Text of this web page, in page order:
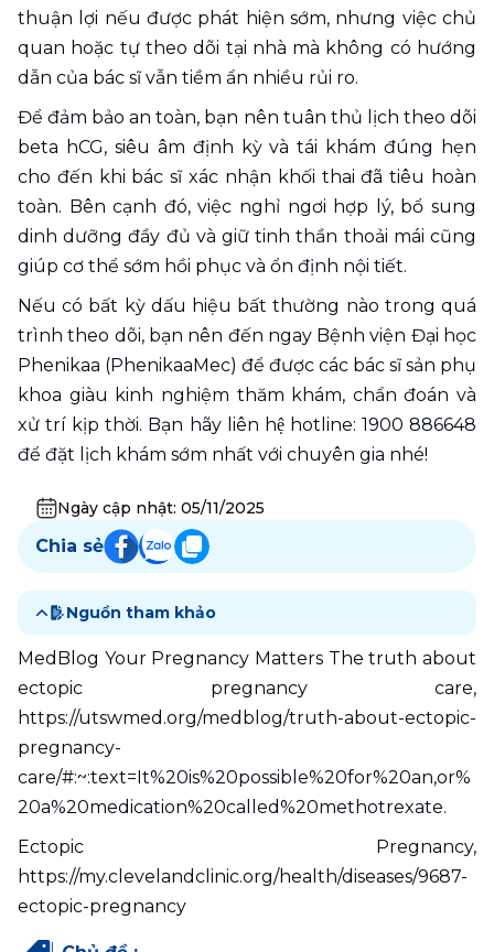
thuận lợi nếu được phát hiện sớm, nhưng việc chủ
quan hoặc tự theo dõi tại nhà mà không có hướng
dẫn của bác sĩ vẫn tiềm ẩn nhiều rủi ro.
Để đảm bảo an toàn, bạn nên tuân thủ lịch theo dõi
beta hCG, siêu âm định kỳ và tái khám đúng hẹn
cho đến khi bác sĩ xác nhận khối thai đã tiêu hoàn
toàn. Bên cạnh đó, việc nghỉ ngơi hợp lý, bổ sung
dinh dưỡng đầy đủ và giữ tinh thần thoải mái cũng
giúp cơ thể sớm hồi phục và ổn định nội tiết.
Nếu có bất kỳ dấu hiệu bất thường nào trong quá
trình theo dõi, bạn nên đến ngay Bệnh viện Đại học
Phenikaa (PhenikaaMec) để được các bác sĩ sản phụ
khoa giàu kinh nghiệm thăm khám, chẩn đoán và
xử trí kịp thời. Bạn hãy liên hệ hotline: 1900 886648
để đặt lịch khám sớm nhất với chuyên gia nhé!
Ngày cập nhật: 05/11/2025
Chia sẻ
Nguồn tham khảo
MedBlog Your Pregnancy Matters The truth about
ectopic pregnancy care,
https://utswmed.org/medblog/truth-about-ectopic-
pregnancy-
care/#:~:text=It%20is%20possible%20for%20an,or%
20a%20medication%20called%20methotrexate.
Ectopic Pregnancy,
https://my.clevelandclinic.org/health/diseases/9687-
ectopic-pregnancy